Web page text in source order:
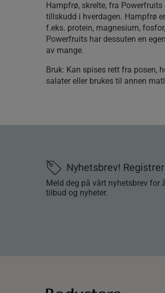
Hampfrø, skrelte, fra
tillskudd i hverdagen. Hampfrø
f.eks. protein, magnesium,
Powerfruits har dessuten en
av mange.
Bruk: Kan spises rett fra posen,
salater eller brukes til annen
Nyhetsbrev!
Meld deg på vårt nyhetsbrev for
tilbud og nyheter.